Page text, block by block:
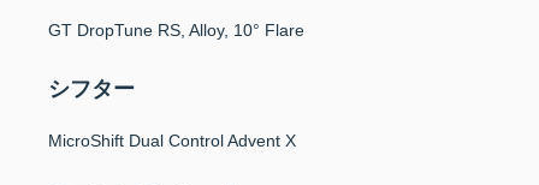
GT DropTune RS, Alloy, 10° Flare
シフター
MicroShift Dual Control Advent X